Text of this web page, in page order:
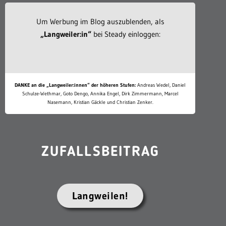
Um Werbung im Blog auszublenden, als
„Langweiler:in“bei Steady einloggen:
DANKE an die „Langweiler:innen“ der höheren Stufen: Andreas Wedel, Daniel
Schulze-Wethmar, Goto Dengo, Annika Engel, Dirk Zimmermann, Marcel
Nasemann, Kristian Gäckle und Christian Zenker.
ZUFALLSBEITRAG
Langweilen!